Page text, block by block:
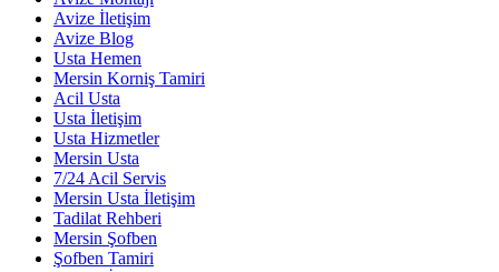
Avize İletişim
Avize Blog
Usta Hemen
Mersin Korniş Tamiri
Acil Usta
Usta İletişim
Usta Hizmetler
Mersin Usta
7/24 Acil Servis
Mersin Usta İletişim
Tadilat Rehberi
Mersin Şofben
Şofben Tamiri